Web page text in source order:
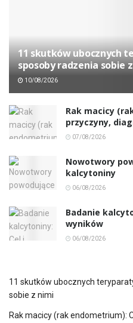
11 skutków ubocznych
sposoby radzenia sobie
10/08/2026
Rak macicy
przyczyny,
07/08/2026
Nowotwory
kalcytoniny
06/08/2026
Badanie
wyników
06/08/2026
11 skutków ubocznych
sobie z nimi
Rak macicy (rak endometrium):